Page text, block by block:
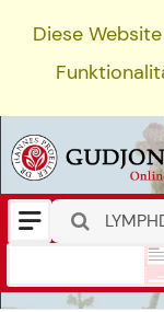
Diese